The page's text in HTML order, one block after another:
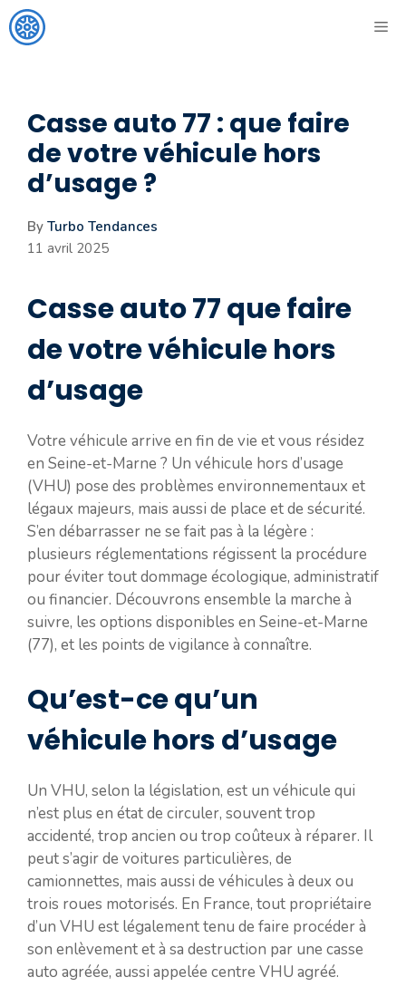
Aller
au
Casse auto 77 : que faire
de votre véhicule hors
d’usage ?
By Turbo Tendances
11 avril 2025
Casse auto 77 que faire
de votre véhicule hors
d’usage
Votre véhicule arrive en fin de vie et vous résidez
en Seine-et-Marne ? Un véhicule hors d’usage
(VHU) pose des problèmes environnementaux et
légaux majeurs, mais aussi de place et de sécurité.
S’en débarrasser ne se fait pas à la légère :
plusieurs réglementations régissent la procédure
pour éviter tout dommage écologique, administratif
ou financier. Découvrons ensemble la marche à
suivre, les options disponibles en Seine-et-Marne
(77), et les points de vigilance à connaître.
Qu’est-ce qu’un
véhicule hors d’usage
Un VHU, selon la législation, est un véhicule qui
n’est plus en état de circuler, souvent trop
accidenté, trop ancien ou trop coûteux à réparer. Il
peut s’agir de voitures particulières, de
camionnettes, mais aussi de véhicules à deux ou
trois roues motorisés. En France, tout propriétaire
d’un VHU est légalement tenu de faire procéder à
son enlèvement et à sa destruction par une casse
auto agréée, aussi appelée centre VHU agréé.